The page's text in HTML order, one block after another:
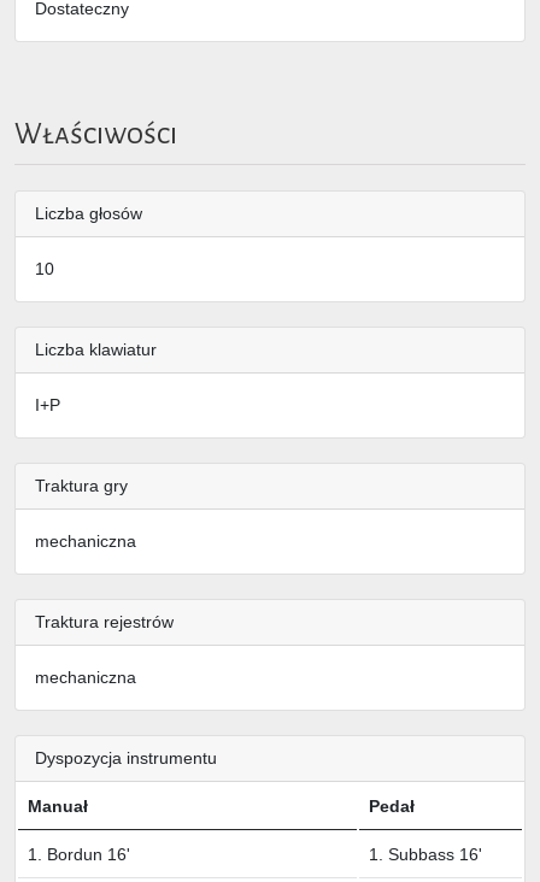
Dostateczny
Właściwości
Liczba głosów
10
Liczba klawiatur
I+P
Traktura gry
mechaniczna
Traktura rejestrów
mechaniczna
Dyspozycja instrumentu
Manuał Pedał
1. Bordun 16' 1. Subbass 16'